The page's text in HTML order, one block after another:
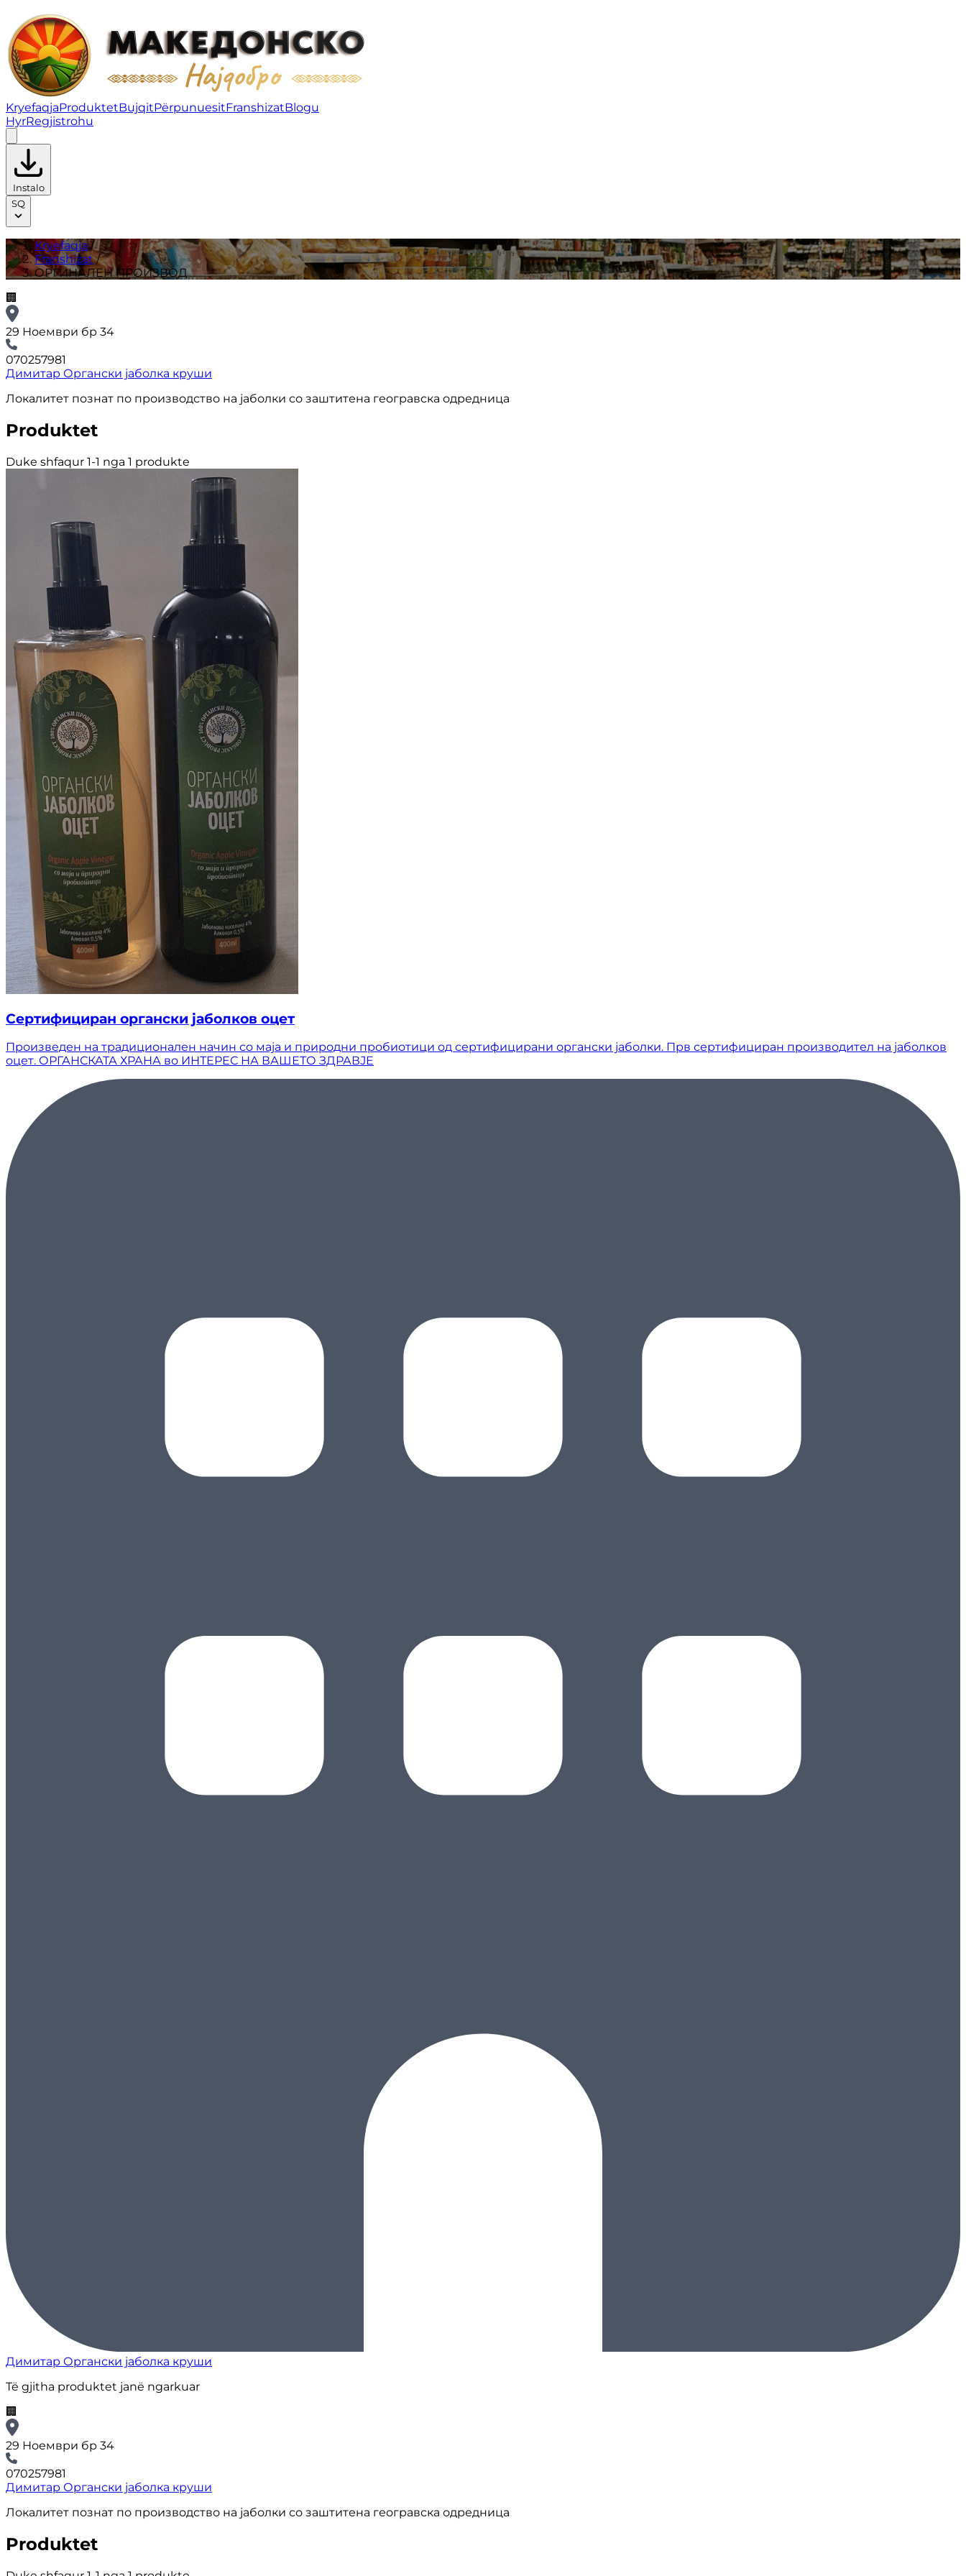
ОРГИНАЛЕН ПРОИЗВОД | Franshizat
KryefaqjaProduktetBujqitPërpunuesitFranshizatBlogu
HyrRegjistrohu
Instalo
SQ
Kryefaqja/
Franshizat/
ОРГИНАЛЕН ПРОИЗВОД
🏢
29 Ноември бр 34
070257981
Димитар Органски јаболка круши
Локалитет познат по производство на јаболки со заштитена геогравска одредница
Produktet
Duke shfaqur 1-1 nga 1 produkte
Сертифициран органски јаболков оцет
Произведен на традиционален начин со маја и природни пробиотици од сертифицирани органски јаболки. Прв сертифициран производител на јаболков
оцет. ОРГАНСКАТА ХРАНА во ИНТЕРЕС НА ВАШЕТО ЗДРАВЈЕ
Димитар Органски јаболка круши
Të gjitha produktet janë ngarkuar
🏢
29 Ноември бр 34
070257981
Димитар Органски јаболка круши
Локалитет познат по производство на јаболки со заштитена геогравска одредница
Produktet